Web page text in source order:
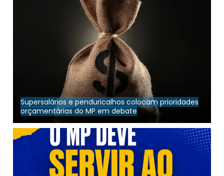
SINDSEMP-TO alcança importante conquista com a
obtenção do registro sindical
FENAMP pede ingresso em ações que discutem
programas de residência técnica no MPRJ
Articulação da FENAMP e da ANSEMP garante avanço da
negociação coletiva no serviço público
Supersalários e penduricalhos colocam prioridades
orçamentárias do MP em debate